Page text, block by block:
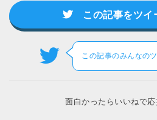
この記事をツイ
この記事のみんなの
面白かったらいいねで